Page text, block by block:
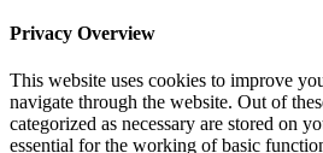
Privacy Overview
This website uses cookies to improve
navigate through the website. Out of
categorized as necessary are stored on
essential for the working of basic